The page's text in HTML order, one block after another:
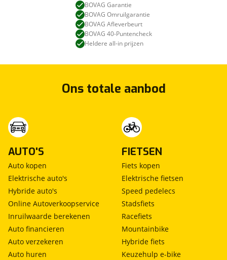
BOVAG Garantie
BOVAG Omruilgarantie
BOVAG Afleverbeurt
BOVAG 40-Puntencheck
Heldere all-in prijzen
Ons totale aanbod
AUTO'S
Auto kopen
Elektrische auto's
Hybride auto's
Online Autoverkoopservice
Inruilwaarde berekenen
Auto financieren
Auto verzekeren
Auto huren
FIETSEN
Fiets kopen
Elektrische fietsen
Speed pedelecs
Stadsfiets
Racefiets
Mountainbike
Hybride fiets
Keuzehulp e-bike